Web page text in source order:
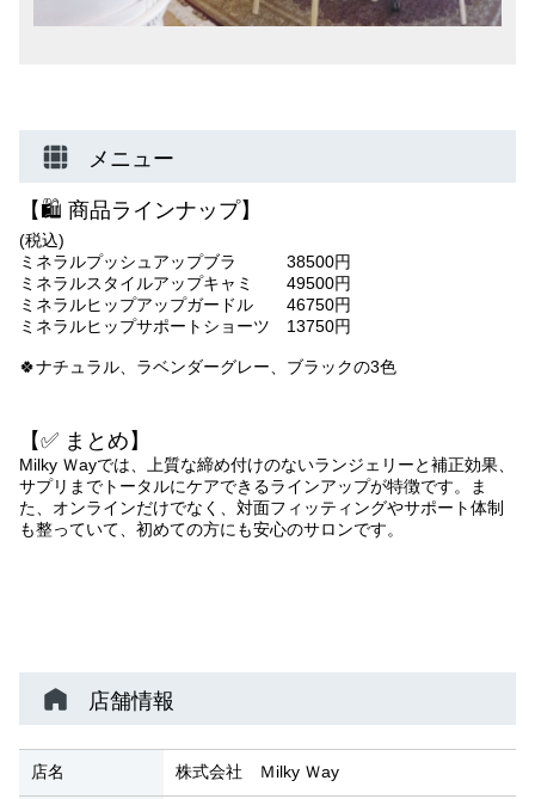
メニュー
【🛍️ 商品ラインナップ】
(税込)
ミネラルプッシュアップブラ 38500円
ミネラルスタイルアップキャミ 49500円
ミネラルヒップアップガードル 46750円
ミネラルヒップサポートショーツ 13750円
🍀ナチュラル、ラベンダーグレー、ブラックの3色
【✅ まとめ】
Milky Ｗayでは、上質な締め付けのないランジェリーと補正効果、
サプリまでトータルにケアできるラインアップが特徴です。ま
た、オンラインだけでなく、対面フィッティングやサポート体制
も整っていて、初めての方にも安心のサロンです。
店舗情報
店名 株式会社 Ｍilky Ｗay